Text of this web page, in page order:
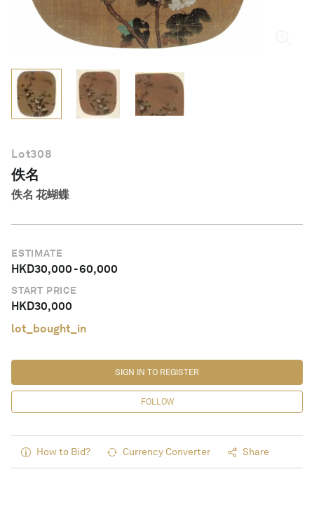
Lot308
佚名
佚名 花蝴蝶
ESTIMATE
HKD30,000-60,000
START PRICE
HKD30,000
lot_bought_in
FOLLOW
SIGN IN TO REGISTER
How to Bid? Currency Converter Share